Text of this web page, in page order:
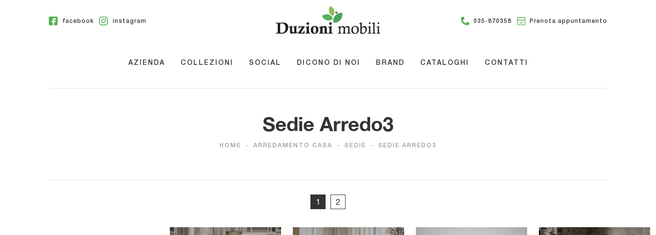
facebook instagram 035-870358 Prenota appuntamento
AZIENDA COLLEZIONI SOCIAL DICONO DI NOI BRAND CATALOGHI CONTATTI
Sedie Arredo3
HOME - ARREDAMENTO CASA - SEDIE - SEDIE ARREDO3
1 2